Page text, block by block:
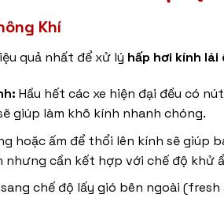
Khí
quả nhất để xử lý hấp hơi kính lái
Hầu hết các xe hiện đại đều có
giúp làm khô kính nhanh chóng.
hoặc ấm để thổi lên kính sẽ giúp
cần kết hợp với chế độ khử
chế độ lấy gió bên ngoài